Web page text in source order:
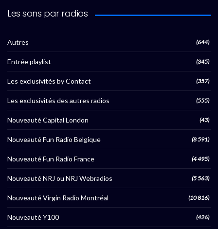
Les sons par radios
Autres (644)
Entrée playlist (345)
Les exclusivités by Contact (357)
Les exclusivités des autres radios (555)
Nouveauté Capital London (43)
Nouveauté Fun Radio Belgique (8 591)
Nouveauté Fun Radio France (4 495)
Nouveauté NRJ ou NRJ Webradios (5 563)
Nouveauté Virgin Radio Montréal (10 816)
Nouveauté Y100 (426)